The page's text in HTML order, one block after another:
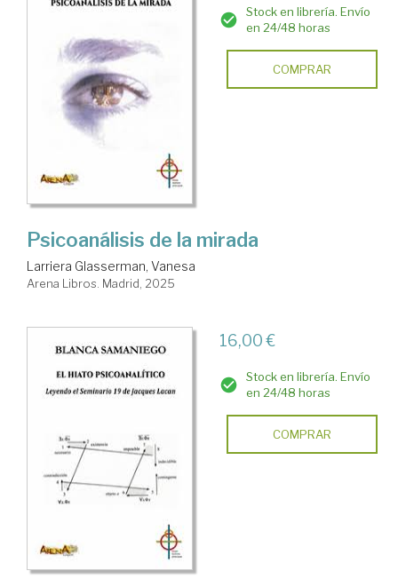
Stock en librería. Envío
en 24/48 horas
COMPRAR
Psicoanálisis de la mirada
Larriera Glasserman, Vanesa
Arena Libros. Madrid, 2025
16,00 €
Stock en librería. Envío
en 24/48 horas
COMPRAR